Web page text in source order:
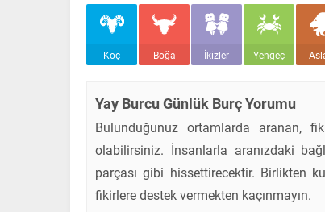
Koç Boğa İkizler Yengeç
Yay Burcu Günlük Burç Yorumu
Bulunduğunuz ortamlarda aranan,
olabilirsiniz. İnsanlarla aranızdaki
parçası gibi hissettirecektir. Birlikten
fikirlere destek vermekten kaçınmayın.